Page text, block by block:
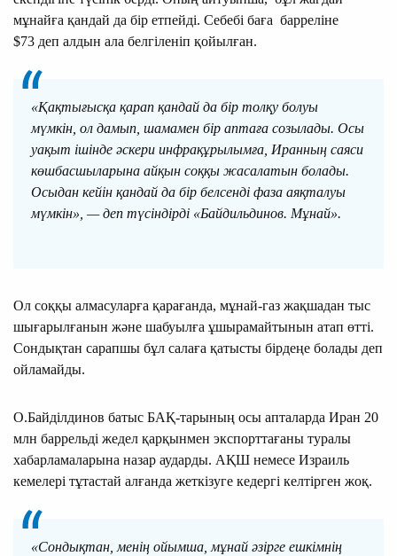
мұнайға қандай да бір етпейді. Себебі баға барреліне
$73 деп алдын ала белгіленіп қойылған.
«Қақтығысқа қарап қандай да бір толқу болуы
мүмкін, ол дамып, шамамен бір аптаға созылады. Осы
уақыт ішінде әскери инфрақұрылымға, Иранның саяси
көшбасшыларына айқын соққы жасалатын болады.
Осыдан кейін қандай да бір белсенді фаза аяқталуы
мүмкін», — деп түсіндірді «Байдильдинов. Мұнай».
Ол соққы алмасуларға қарағанда, мұнай-газ жақшадан тыс
шығарылғанын және шабуылға ұшырамайтынын атап өтті.
Сондықтан сарапшы бұл салаға қатысты бірдеңе болады деп
ойламайды.
О.Байділдинов батыс БАҚ-тарының осы апталарда Иран 20
млн баррельді жедел қарқынмен экспорттағаны туралы
хабарламаларына назар аударды. АҚШ немесе Израиль
кемелері тұтастай алғанда жеткізуге кедергі келтірген жоқ.
«Сондықтан, менің ойымша, мұнай әзірге ешкімнің